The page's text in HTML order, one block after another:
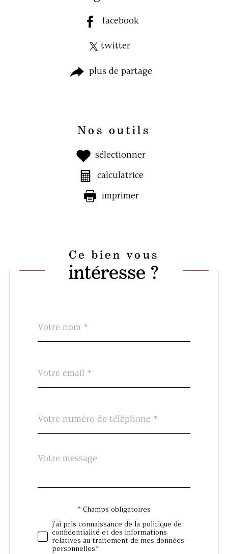
facebook
twitter
plus de partage
Nos outils
sélectionner
calculatrice
imprimer
Ce bien vous
intéresse ?
*
*
*
Fieldset
défaut
Message
Validation* Champs obligatoires
j'ai pris connaissance de la politique de
confidentialité et des informations
relatives au traitement de mes données
personnelles*